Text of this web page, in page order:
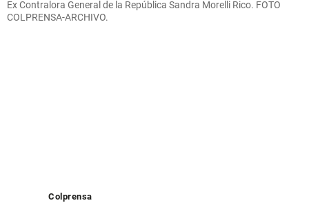
Ex Contralora General de la República Sandra Morelli Rico. FOTO
COLPRENSA-ARCHIVO.
Colprensa